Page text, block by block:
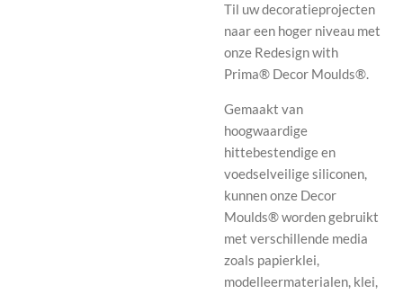
Til uw decoratieprojecten
naar een hoger niveau met
onze Redesign with
Prima® Decor Moulds®.
Gemaakt van
hoogwaardige
hittebestendige en
voedselveilige siliconen,
kunnen onze Decor
Moulds® worden gebruikt
met verschillende media
zoals papierklei,
modelleermaterialen, klei,